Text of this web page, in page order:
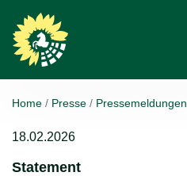
Home Presse Pressemeldungen
18.02.2026
Statement